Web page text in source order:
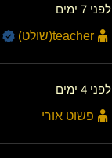
לפני 7 ימים
teacher​(שולט)
לפני 4 ימים
פשוט אורי